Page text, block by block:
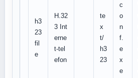
h3
23
fil
e
H.32
3 Int
erne
t-tel
efon
te
x
t/
h3
23
c
o
n
f.
e
x
e